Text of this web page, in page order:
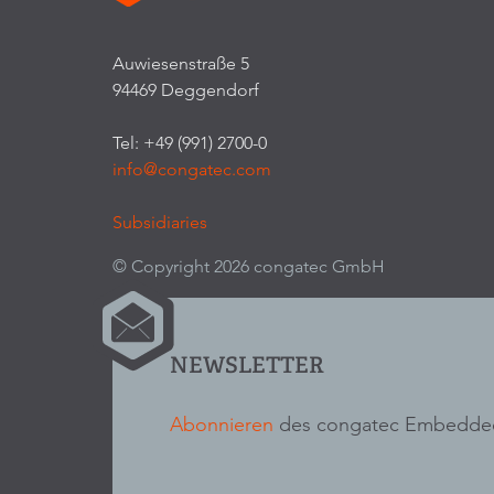
Auwiesenstraße 5
94469 Deggendorf
Tel: +49 (991) 2700-0
info@congatec.com
Subsidiaries
© Copyright 2026 congatec GmbH
NEWSLETTER
Abonnieren des congatec